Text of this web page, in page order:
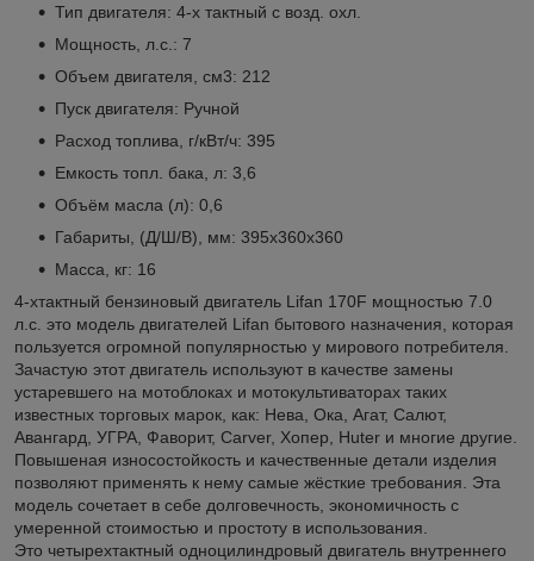
Тип двигателя: 4-х тактный с возд. охл.
Мощность, л.с.: 7
Объем двигателя, см3: 212
Пуск двигателя: Ручной
Расход топлива, г/кВт/ч: 395
Емкость топл. бака, л: 3,6
Объём масла (л): 0,6
Габариты, (Д/Ш/В), мм: 395x360x360
Масса, кг: 16
4-хтактный бензиновый двигатель Lifan 170F мощностью 7.0
л.с. это модель двигателей Lifan бытового назначения, которая
пользуется огромной популярностью у мирового потребителя.
Зачастую этот двигатель используют в качестве замены
устаревшего на мотоблоках и мотокультиваторах таких
известных торговых марок, как: Нева, Ока, Агат, Салют,
Авангард, УГРА, Фаворит, Carver, Хопер, Huter и многие другие.
Повышеная износостойкость и качественные детали изделия
позволяют применять к нему самые жёсткие требования. Эта
модель сочетает в себе долговечность, экономичность с
умеренной стоимостью и простоту в использования.
Это четырехтактный одноцилиндровый двигатель внутреннего